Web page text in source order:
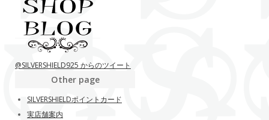
@SILVERSHIELD925 からのツイート
Other page
SILVERSHIELDポイントカード
実店舗案内